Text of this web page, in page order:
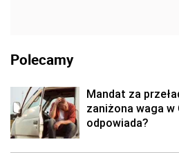
Polecamy
Mandat za
zaniżona waga w
odpowiada?